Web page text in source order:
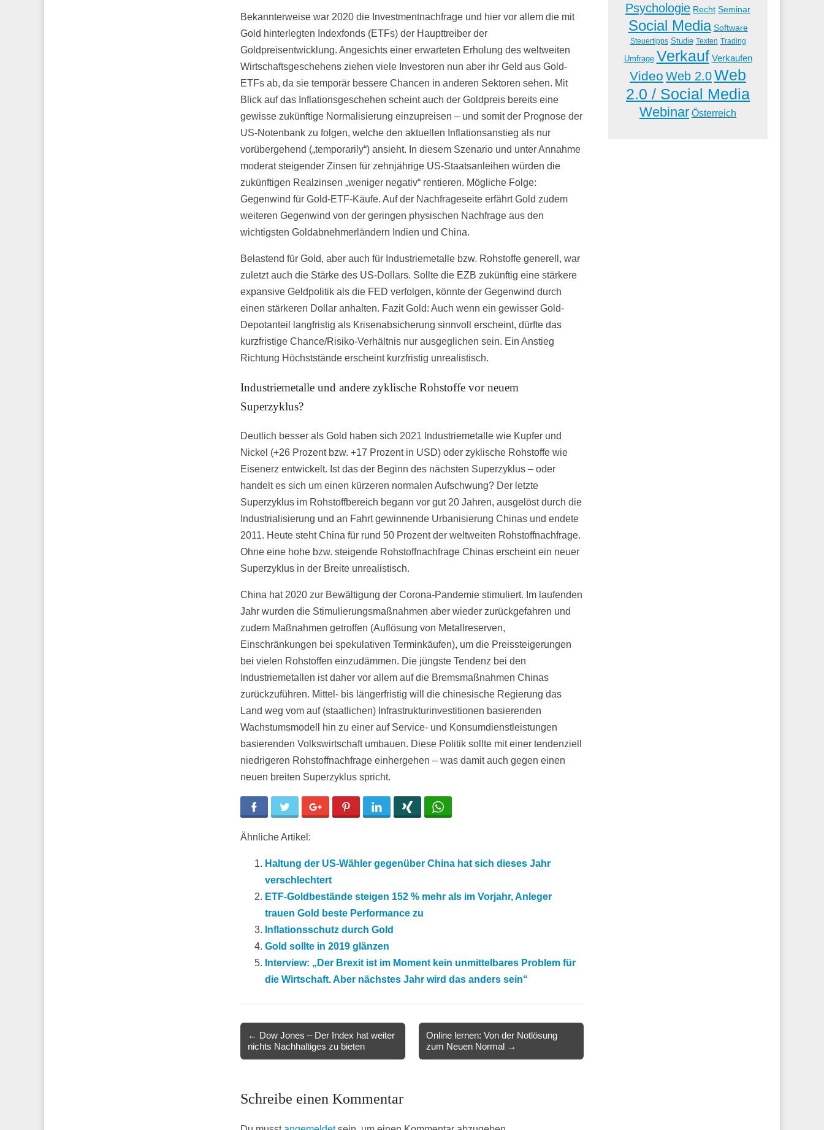
Bekannterweise war 2020 die Investmentnachfrage und hier vor allem die mit
Gold hinterlegten Indexfonds (ETFs) der Haupttreiber der
Goldpreisentwicklung. Angesichts einer erwarteten Erholung des weltweiten
Wirtschaftsgeschehens ziehen viele Investoren nun aber ihr Geld aus Gold-
ETFs ab, da sie temporär bessere Chancen in anderen Sektoren sehen. Mit
Blick auf das Inflationsgeschehen scheint auch der Goldpreis bereits eine
gewisse zukünftige Normalisierung einzupreisen – und somit der Prognose der
US-Notenbank zu folgen, welche den aktuellen Inflationsanstieg als nur
vorübergehend („temporarily“) ansieht. In diesem Szenario und unter Annahme
moderat steigender Zinsen für zehnjährige US-Staatsanleihen würden die
zukünftigen Realzinsen „weniger negativ“ rentieren. Mögliche Folge:
Gegenwind für Gold-ETF-Käufe. Auf der Nachfrageseite erfährt Gold zudem
weiteren Gegenwind von der geringen physischen Nachfrage aus den
wichtigsten Goldabnehmerländern Indien und China.
Belastend für Gold, aber auch für Industriemetalle bzw. Rohstoffe generell, war
zuletzt auch die Stärke des US-Dollars. Sollte die EZB zukünftig eine stärkere
expansive Geldpolitik als die FED verfolgen, könnte der Gegenwind durch
einen stärkeren Dollar anhalten. Fazit Gold: Auch wenn ein gewisser Gold-
Depotanteil langfristig als Krisenabsicherung sinnvoll erscheint, dürfte das
kurzfristige Chance/Risiko-Verhältnis nur ausgeglichen sein. Ein Anstieg
Richtung Höchststände erscheint kurzfristig unrealistisch.
Industriemetalle und andere zyklische Rohstoffe vor neuem
Superzyklus?
Deutlich besser als Gold haben sich 2021 Industriemetalle wie Kupfer und
Nickel (+26 Prozent bzw. +17 Prozent in USD) oder zyklische Rohstoffe wie
Eisenerz entwickelt. Ist das der Beginn des nächsten Superzyklus – oder
handelt es sich um einen kürzeren normalen Aufschwung? Der letzte
Superzyklus im Rohstoffbereich begann vor gut 20 Jahren, ausgelöst durch die
Industrialisierung und an Fahrt gewinnende Urbanisierung Chinas und endete
2011. Heute steht China für rund 50 Prozent der weltweiten Rohstoffnachfrage.
Ohne eine hohe bzw. steigende Rohstoffnachfrage Chinas erscheint ein neuer
Superzyklus in der Breite unrealistisch.
China hat 2020 zur Bewältigung der Corona-Pandemie stimuliert. Im laufenden
Jahr wurden die Stimulierungsmaßnahmen aber wieder zurückgefahren und
zudem Maßnahmen getroffen (Auflösung von Metallreserven,
Einschränkungen bei spekulativen Terminkäufen), um die Preissteigerungen
bei vielen Rohstoffen einzudämmen. Die jüngste Tendenz bei den
Industriemetallen ist daher vor allem auf die Bremsmaßnahmen Chinas
zurückzuführen. Mittel- bis längerfristig will die chinesische Regierung das
Land weg vom auf (staatlichen) Infrastrukturinvestitionen basierenden
Wachstumsmodell hin zu einer auf Service- und Konsumdienstleistungen
basierenden Volkswirtschaft umbauen. Diese Politik sollte mit einer tendenziell
niedrigeren Rohstoffnachfrage einhergehen – was damit auch gegen einen
neuen breiten Superzyklus spricht.
Facebook Twitter Google+ Pinterest LinkedIn
Ähnliche Artikel:
Haltung der US-Wähler gegenüber China hat sich dieses Jahr
verschlechtert
ETF-Goldbestände steigen 152 % mehr als im Vorjahr, Anleger
trauen Gold beste Performance zu
Inflationsschutz durch Gold
Gold sollte in 2019 glänzen
Interview: „Der Brexit ist im Moment kein unmittelbares Problem für
die Wirtschaft. Aber nächstes Jahr wird das anders sein“
navigation
← Dow Jones – Der Index hat weiter
nichts Nachhaltiges zu bieten
Online lernen: Von der Notlösung
zum Neuen Normal →
Schreibe einen Kommentar
Psychologie Recht Seminar
Social Media Software
Steuertipps Studie Texten Trading
Umfrage Verkauf Verkaufen
Video Web 2.0Web
2.0 / Social Media
Webinar Österreich